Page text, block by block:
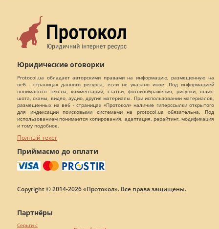
Юридические оговорки
Protocol.ua обладает авторскими правами на информацию, размещенную на
веб - страницах данного ресурса, если не указано иное. Под информацией
понимаются тексты, комментарии, статьи, фотоизображения, рисунки, ящик-
шота, сканы, видео, аудио, другие материалы. При использовании материалов,
размещенных на веб - страницах «Протокол» наличие гиперссылки открытого
для индексации поисковыми системами на protocol.ua обязательна. Под
использованием понимается копирования, адаптация, рерайтинг, модификация
и тому подобное.
Полный текст
Приймаємо до оплати
Copyright © 2014-2026 «Протокол». Все права защищены.
Партнёры
Серьги с